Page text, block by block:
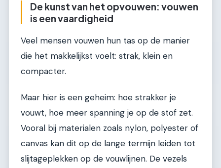
De kunst van het opvouwen: vouwen
is een vaardigheid
Veel mensen vouwen hun tas op de manier
die het makkelijkst voelt: strak, klein en
compacter.
Maar hier is een geheim: hoe strakker je
vouwt, hoe meer spanning je op de stof zet.
Vooral bij materialen zoals nylon, polyester of
canvas kan dit op de lange termijn leiden tot
slijtageplekken op de vouwlijnen. De vezels